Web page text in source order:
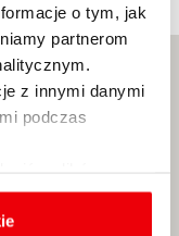
o tym, jak
partnerom
z innymi danymi
podczas
nich przez nas
także ich